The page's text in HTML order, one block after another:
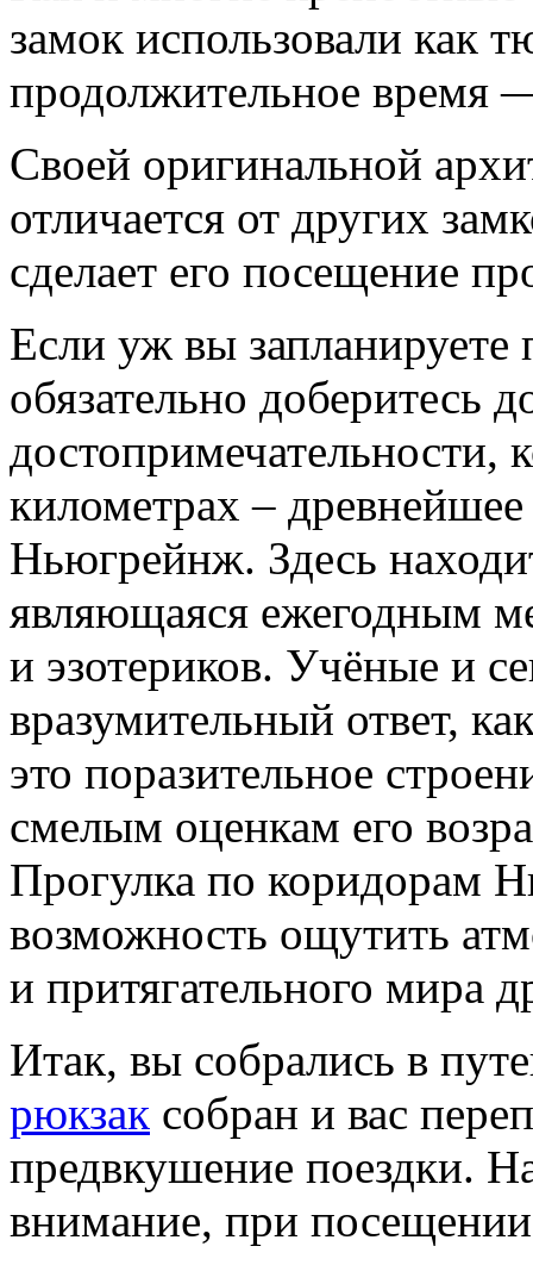
замок использовали как
продолжительное время
Своей оригинальной
отличается от других
сделает его посещение
Если уж вы запланируете
обязательно доберитесь
достопримечательности,
километрах –
Ньюгрейнж. Здесь
являющаяся ежегодным
и эзотериков. Учёные и
вразумительный ответ,
это поразительное
смелым оценкам его
Прогулка по коридорам
возможность ощутить
и притягательного мира
Итак, вы собрались в
рюкзак собран и вас
предвкушение поездки.
внимание, при посещении